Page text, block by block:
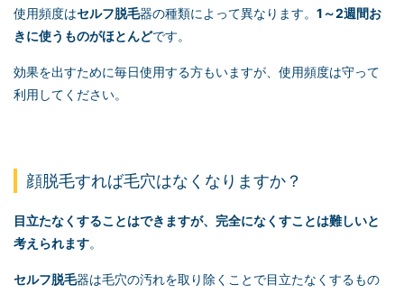
使用頻度はセルフ脱毛器の種類によって異なります。 1～2週間お
きに使うものがほとんどです。
効果を出すために毎日使用する方もいますが、使用頻度は守って
利用してください。
顔脱毛すれば毛穴はなくなりますか？
目立たなくすることはできますが、完全になくすことは難しいと
考えられます。
セルフ脱毛器は毛穴の汚れを取り除くことで目立たなくするもの